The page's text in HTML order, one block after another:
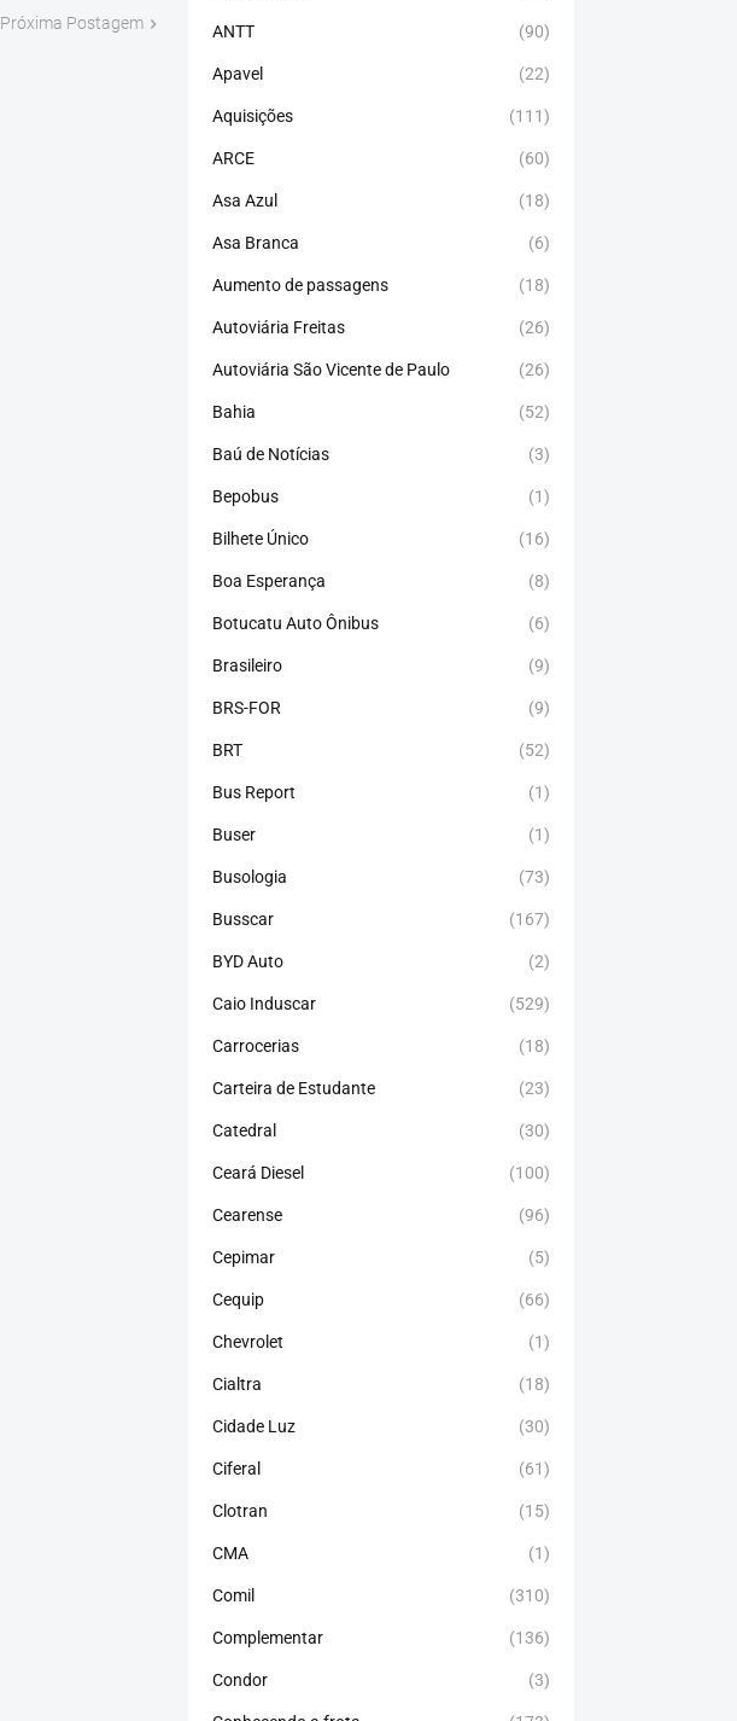
Próxima Postagem ANTT (90)
Apavel (22)
Aquisições (111)
ARCE (60)
Asa Azul (18)
Asa Branca (6)
Aumento de passagens (18)
Autoviária Freitas (26)
Autoviária São Vicente de Paulo (26)
Bahia (52)
Baú de Notícias (3)
Bepobus (1)
Bilhete Único (16)
Boa Esperança (8)
Botucatu Auto Ônibus (6)
Brasileiro (9)
BRS-FOR (9)
BRT (52)
Bus Report (1)
Buser (1)
Busologia (73)
Busscar (167)
BYD Auto (2)
Caio Induscar (529)
Carrocerias (18)
Carteira de Estudante (23)
Catedral (30)
Ceará Diesel (100)
Cearense (96)
Cepimar (5)
Cequip (66)
Chevrolet (1)
Cialtra (18)
Cidade Luz (30)
Ciferal (61)
Clotran (15)
CMA (1)
Comil (310)
Complementar (136)
Condor (3)